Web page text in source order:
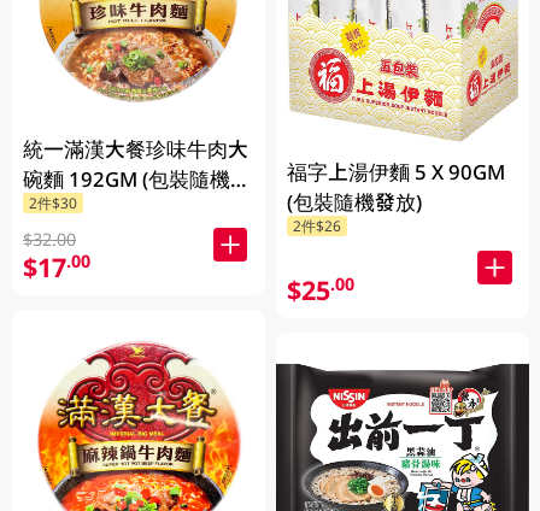
統一滿漢大餐珍味牛肉大
碗麵 192GM (包裝隨機發
放)
2件$30
$32.00
$17.00
福字上湯伊麵 5 X 90GM
(包裝隨機發放)
2件$26
$25.00